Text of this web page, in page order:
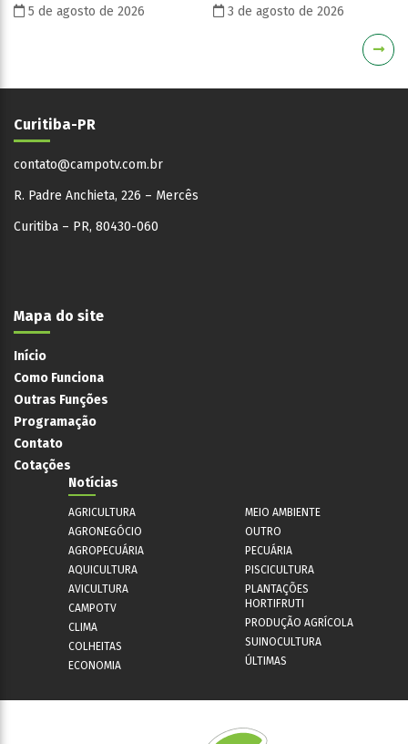
5 de agosto de 2026 3 de agosto de 2026
Curitiba-PR
contato@campotv.com.br
R. Padre Anchieta, 226 – Mercês
Curitiba – PR, 80430-060
Mapa do site
Início
Como Funciona
Outras Funções
Programação
Contato
Cotações
Notícias
AGRICULTURA
AGRONEGÓCIO
AGROPECUÁRIA
AQUICULTURA
AVICULTURA
CAMPOTV
CLIMA
COLHEITAS
ECONOMIA
MEIO AMBIENTE
OUTRO
PECUÁRIA
PISCICULTURA
PLANTAÇÕES
HORTIFRUTI
PRODUÇÃO AGRÍCOLA
SUINOCULTURA
ÚLTIMAS